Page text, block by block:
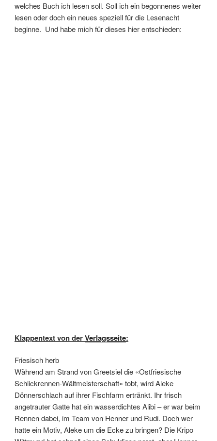
welches Buch ich lesen soll. Soll ich ein begonnenes weiter
lesen oder doch ein neues speziell für die Lesenacht
beginne. Und habe mich für dieses hier entschieden:
Klappentext von derVerlagsseite:
Friesisch herb
Während am Strand von Greetsiel die «Ostfriesische
Schlickrennen-Wältmeisterschaft» tobt, wird Aleke
Dönnerschlach auf ihrer Fischfarm ertränkt. Ihr frisch
angetrauter Gatte hat ein wasserdichtes Alibi – er war beim
Rennen dabei, im Team von Henner und Rudi. Doch wer
hatte ein Motiv, Aleke um die Ecke zu bringen? Die Kripo